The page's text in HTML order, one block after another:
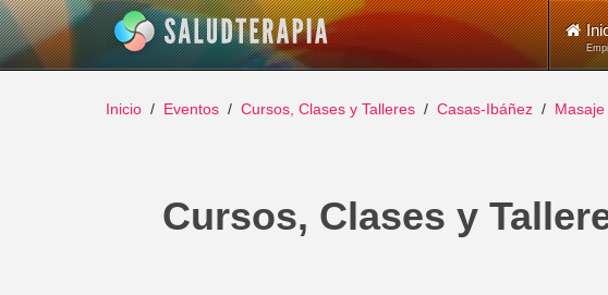
Inicio Eventos Cursos, Clases y Talleres Casas-Ibáñez
Cursos, Clases y